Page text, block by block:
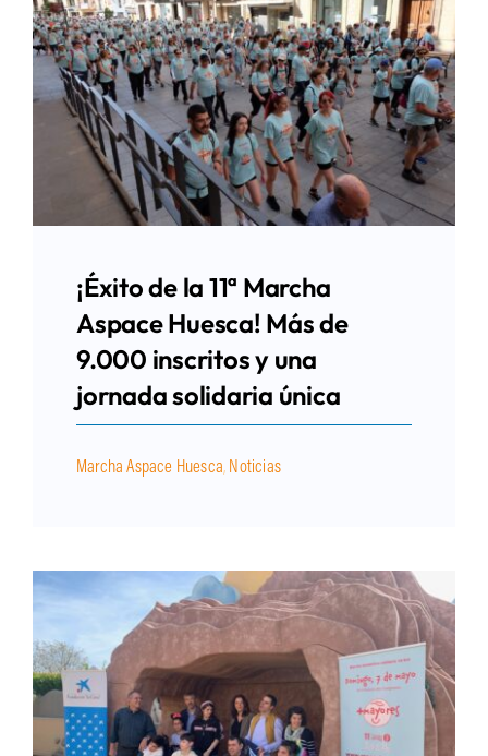
¡Éxito de la 11ª Marcha
Aspace Huesca! Más de
9.000 inscritos y una
jornada solidaria única
Marcha Aspace Huesca, Noticias